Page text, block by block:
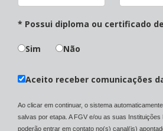
* Possui diploma ou certificado
Sim Não
Aceito receber comunicações
Ao clicar em continuar, o sistema
salvas por etapa. A FGV e/ou as suas
poderão entrar em contato no(s) canal(is)